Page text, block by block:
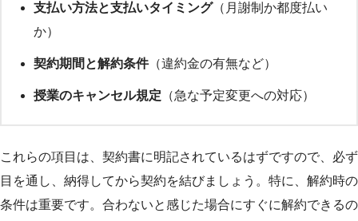
支払い方法と支払いタイミング（月謝制か都度払い
か）
契約期間と解約条件（違約金の有無など）
授業のキャンセル規定 （急な予定変更への対応）
これらの項目は、契約書に明記されているはずですので、必ず
目を通し、納得してから契約を結びましょう。特に、解約時の
条件は重要です。合わないと感じた場合にすぐに解約できるの